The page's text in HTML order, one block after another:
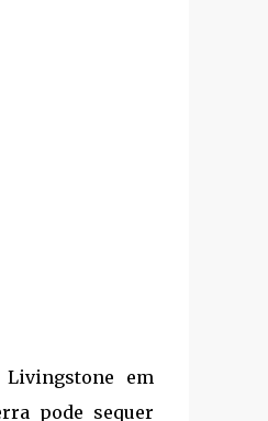
em
pode sequer